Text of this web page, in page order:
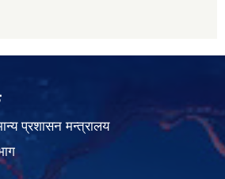
प्रशासन मन्त्रालय